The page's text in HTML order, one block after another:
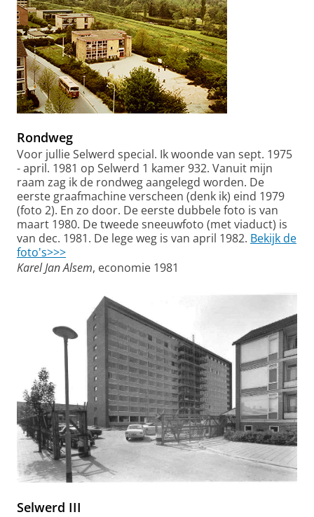
Rondweg
Voor jullie Selwerd special. Ik woonde van sept. 1975
- april. 1981 op Selwerd 1 kamer 932. Vanuit mijn
raam zag ik de rondweg aangelegd worden. De
eerste graafmachine verscheen (denk ik) eind 1979
(foto 2). En zo door. De eerste dubbele foto is van
maart 1980. De tweede sneeuwfoto (met viaduct) is
van dec. 1981. De lege weg is van april 1982. Bekijk de
foto's>>>
Karel Jan Alsem, economie 1981
Selwerd III